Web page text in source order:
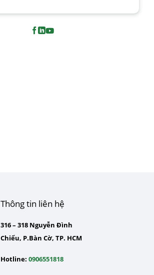
Thông tin liên hệ
316 – 318 Nguyễn Đình
Chiểu, P.Bàn Cờ, TP. HCM
Hotline: 0906551818